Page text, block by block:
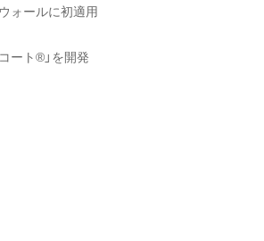
ォールに初適用
ート®」を開発